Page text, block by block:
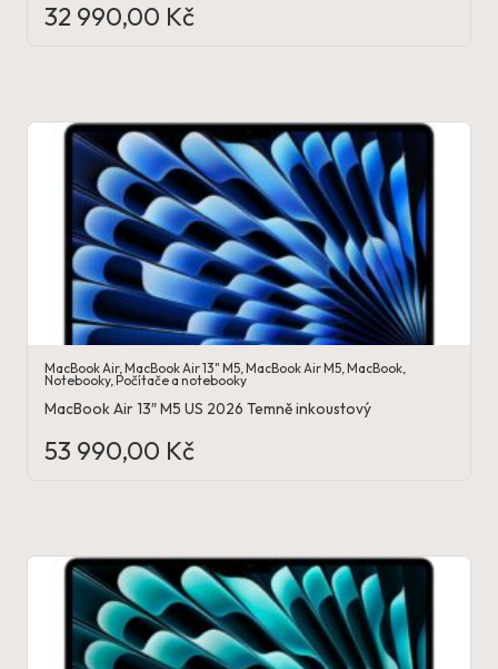
32 990,00 Kč
MacBook Air,MacBook Air 13" M5 ,MacBook Air M5 ,MacBook
Notebooky,Počítače a notebooky
MacBook Air 13″ M5 US 2026 Temně inkoustový
53 990,00 Kč